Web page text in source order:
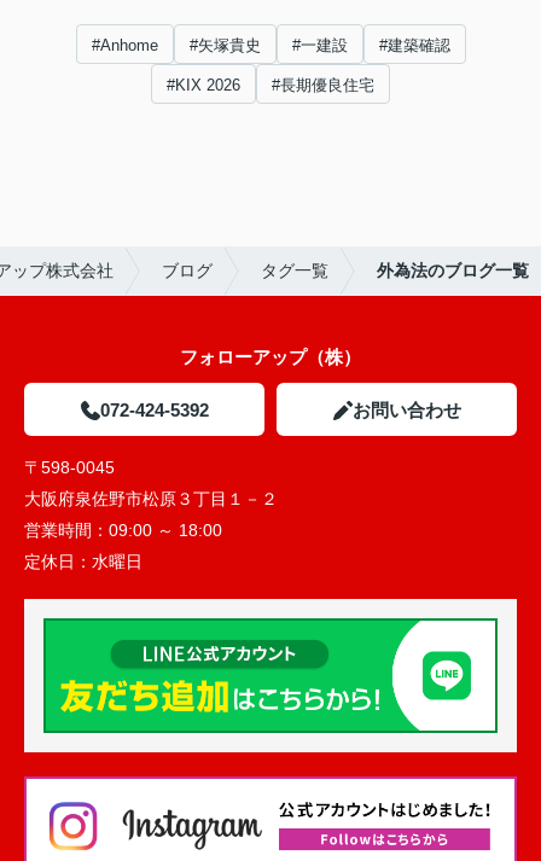
#Anhome #矢塚貴史 #一建設 #建築確認
#KIX 2026 #長期優良住宅
ップ株式会社 ブログ タグ一覧 外為法のブログ一覧
フォローアップ（株）
072-424-5392 お問い合わせ
〒598-0045
大阪府泉佐野市松原３丁目１－２
営業時間： 09:00 ～ 18:00
定休日： 水曜日